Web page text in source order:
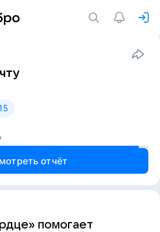
отчёт
помогает